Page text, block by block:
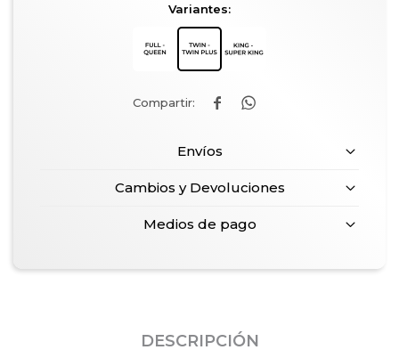
Variantes:
 
Envíos
Cambios y Devoluciones
Medios de pago
DESCRIPCIÓN